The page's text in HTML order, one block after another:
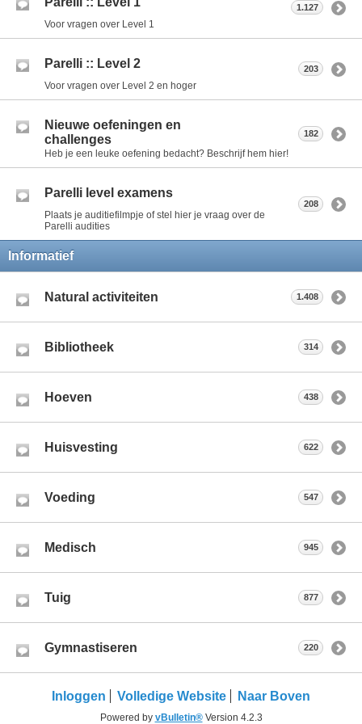
Voor vragen over Level 1
1.127
Parelli :: Level 2
Voor vragen over Level 2 en hoger
203
Nieuwe oefeningen en
challenges
Heb je een leuke oefening bedacht? Beschrijf hem hier!
182
Parelli level examens
Plaats je auditiefilmpje of stel hier je vraag over de
Parelli audities
208
Informatief
Natural activiteiten 1.408
Bibliotheek 314
Hoeven 438
Huisvesting 622
Voeding 547
Medisch 945
Tuig 877
Gymnastiseren 220
Inloggen Volledige Website Naar Boven
Powered by vBulletin®Version 4.2.3